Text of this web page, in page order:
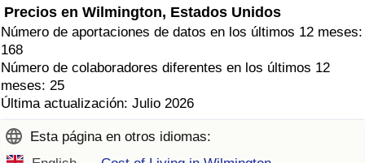
Precios en Wilmington, Estados Unidos
Número de aportaciones de datos en los últimos 12 meses:
168
Número de colaboradores diferentes en los últimos 12
meses: 25
Última actualización: Julio 2026
Esta página en otros idiomas: